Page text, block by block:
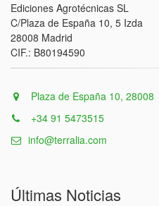
Ediciones Agrotécnicas SL
C/Plaza de España 10, 5 Izda
28008 Madrid
CIF.: B80194590
Plaza de España 10, 28008
+34 91 5473515
info@terralia.com
Últimas Noticias